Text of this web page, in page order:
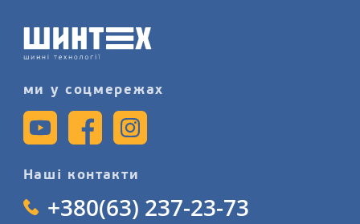
ми у соцмережах
Наші контакти
+380(63) 237-23-73